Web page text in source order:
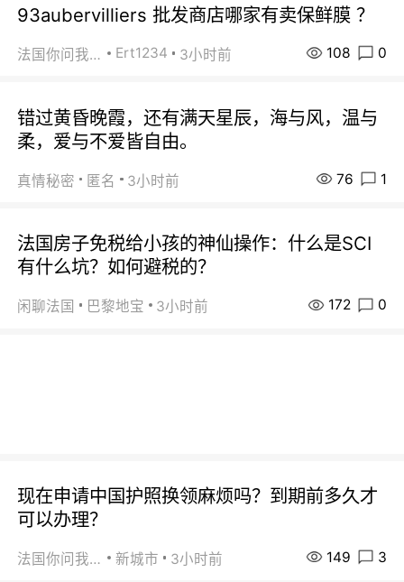
93aubervilliers 批发商店哪家有卖保鲜膜 ？
法国你问我答 Ert1234 3小时前 108 0
错过黄昏晚霞，还有满天星辰，海与风，温与
柔，爱与不爱皆自由。
真情秘密 匿名 3小时前 76 1
法国房子免税给小孩的神仙操作：什么是SCI
有什么坑？如何避税的？
闲聊法国 巴黎地宝 3小时前 172 0
现在申请中国护照换领麻烦吗？到期前多久才
可以办理？
法国你问我答 新城市 3小时前 149 3